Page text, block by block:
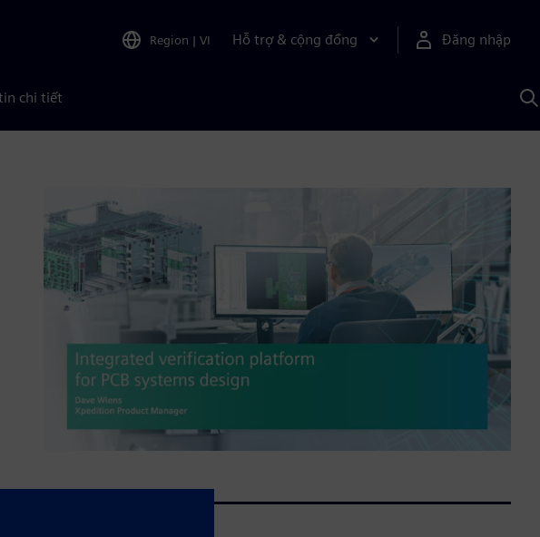
Region | VI Hỗ trợ & cộng đồng Đăng nhập
chi tiết